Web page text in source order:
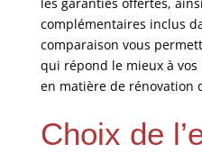
complémentaires inclus
comparaison vous
qui répond le mieux à vos
en matière de rénovation
Choix de